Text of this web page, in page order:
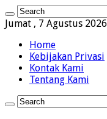
Jumat , 7 Agustus 2026
Home
Kebijakan Privasi
Kontak Kami
Tentang Kami